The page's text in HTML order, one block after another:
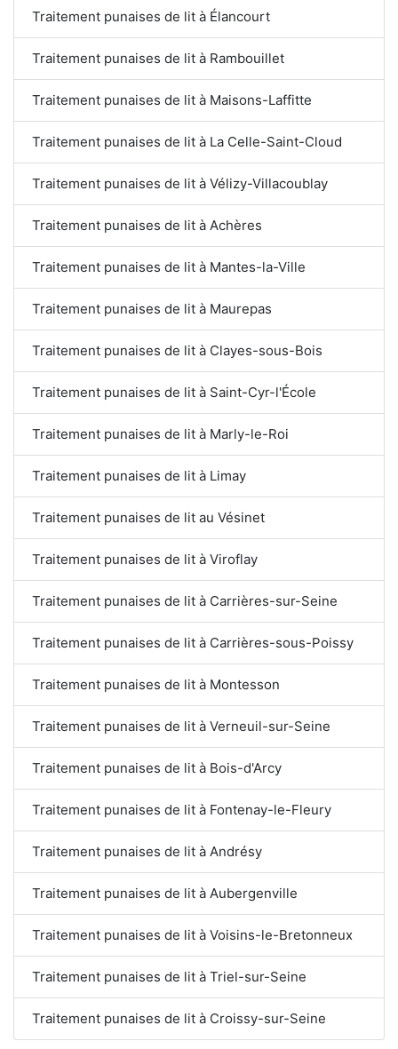
Traitement punaises de lit à Élancourt
Traitement punaises de lit à Rambouillet
Traitement punaises de lit à Maisons-Laffitte
Traitement punaises de lit à La Celle-Saint-Cloud
Traitement punaises de lit à Vélizy-Villacoublay
Traitement punaises de lit à Achères
Traitement punaises de lit à Mantes-la-Ville
Traitement punaises de lit à Maurepas
Traitement punaises de lit à Clayes-sous-Bois
Traitement punaises de lit à Saint-Cyr-l'École
Traitement punaises de lit à Marly-le-Roi
Traitement punaises de lit à Limay
Traitement punaises de lit au Vésinet
Traitement punaises de lit à Viroflay
Traitement punaises de lit à Carrières-sur-Seine
Traitement punaises de lit à Carrières-sous-Poissy
Traitement punaises de lit à Montesson
Traitement punaises de lit à Verneuil-sur-Seine
Traitement punaises de lit à Bois-d'Arcy
Traitement punaises de lit à Fontenay-le-Fleury
Traitement punaises de lit à Andrésy
Traitement punaises de lit à Aubergenville
Traitement punaises de lit à Voisins-le-Bretonneux
Traitement punaises de lit à Triel-sur-Seine
Traitement punaises de lit à Croissy-sur-Seine